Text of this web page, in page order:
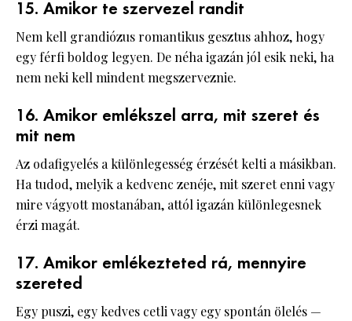
15. Amikor te szervezel randit
Nem kell grandiózus romantikus gesztus ahhoz, hogy
egy férfi boldog legyen. De néha igazán jól esik neki, ha
nem neki kell mindent megszerveznie.
16. Amikor emlékszel arra, mit szeret és
mit nem
Az odafigyelés a különlegesség érzését kelti a másikban.
Ha tudod, melyik a kedvenc zenéje, mit szeret enni vagy
mire vágyott mostanában, attól igazán különlegesnek
érzi magát.
17. Amikor emlékezteted rá, mennyire
szereted
Egy puszi, egy kedves cetli vagy egy spontán ölelés —